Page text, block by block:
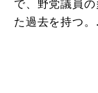
で、野党議員
た過去を持つ。